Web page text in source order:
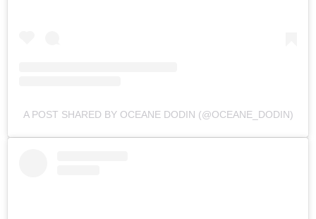
A POST SHARED BY OCEANE DODIN (@OCEANE_DODIN)